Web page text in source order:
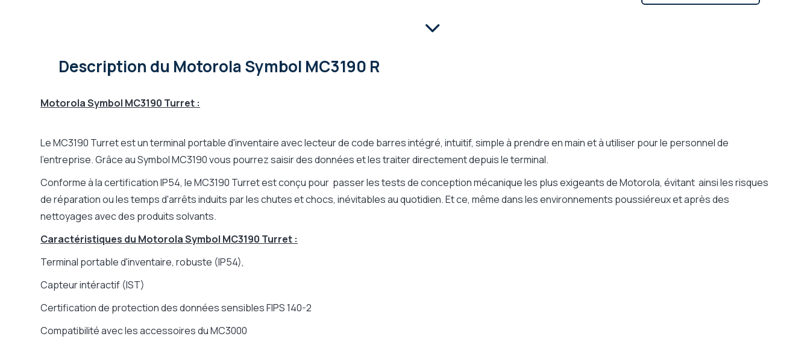
Description du Motorola Symbol MC3190 R
Motorola Symbol MC3190 Turret :
Le MC3190 Turret est un terminal portable d'inventaire avec lecteur de code barres intégré, intuitif, simple à prendre en main et à utiliser pour le personnel de
l'entreprise. Grâce au Symbol MC3190 vous pourrez saisir des données et les traiter directement depuis le terminal.
Conforme à la certification IP54, le MC3190 Turret est conçu pour passer les tests de conception mécanique les plus exigeants de Motorola, évitant ainsi les risques
de réparation ou les temps d'arrêts induits par les chutes et chocs, inévitables au quotidien. Et ce, même dans les environnements poussiéreux et après des
nettoyages avec des produits solvants.
Caractéristiques du Motorola Symbol MC3190 Turret :
Terminal portable d'inventaire, robuste (IP54),
Capteur intéractif (IST)
Certification de protection des données sensibles FIPS 140-2
Compatibilité avec les accessoires du MC3000